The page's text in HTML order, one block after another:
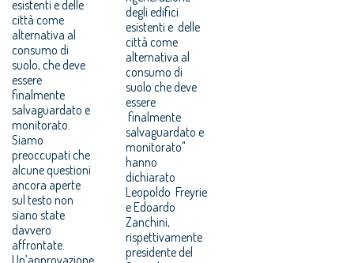
esistenti e delle
città come
alternativa al
consumo di
suolo, che deve
essere
finalmente
salvaguardato e
monitorato.
Siamo
preoccupati che
alcune questioni
ancora aperte
sul testo non
siano state
davvero
affrontate.
Un’approvazione
degli edifici
esistenti e delle
città come
alternativa al
consumo di
suolo che deve
essere
finalmente
salvaguardato e
monitorato"
hanno
dichiarato
Leopoldo Freyrie
e Edoardo
Zanchini,
rispettivamente
presidente del